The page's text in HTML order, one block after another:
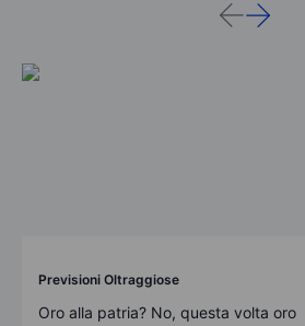
Previsioni Oltraggiose
Oro alla patria? No, questa volta oro